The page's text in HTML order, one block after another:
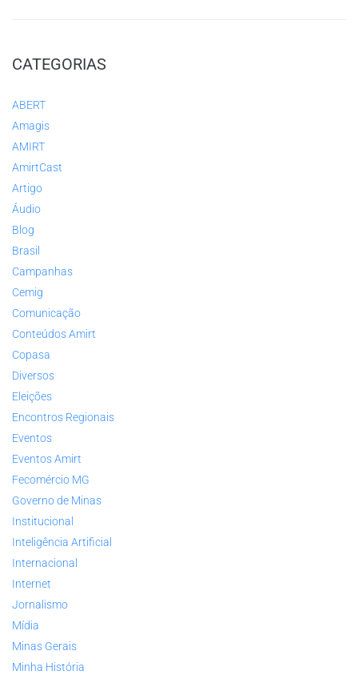
CATEGORIAS
ABERT
Amagis
AMIRT
AmirtCast
Artigo
Áudio
Blog
Brasil
Campanhas
Cemig
Comunicação
Conteúdos Amirt
Copasa
Diversos
Eleições
Encontros Regionais
Eventos
Eventos Amirt
Fecomércio MG
Governo de Minas
Institucional
Inteligência Artificial
Internacional
Internet
Jornalismo
Mídia
Minas Gerais
Minha História